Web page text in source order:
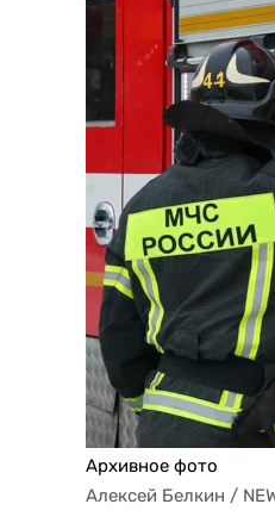
Архивное фото
Алексей Белкин /